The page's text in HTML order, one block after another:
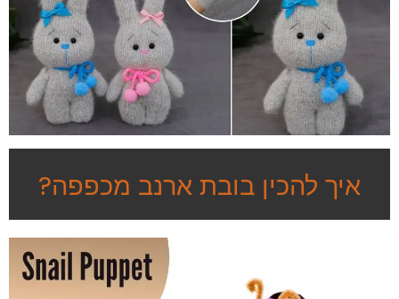
איך להכין בובת ארנב מכפפה?